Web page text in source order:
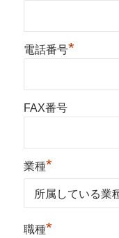
電話番号*
FAX番号
業種*
職種*